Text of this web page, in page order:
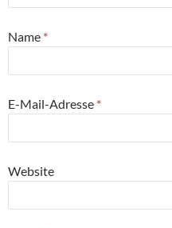
Name *
E-Mail-Adresse *
Website